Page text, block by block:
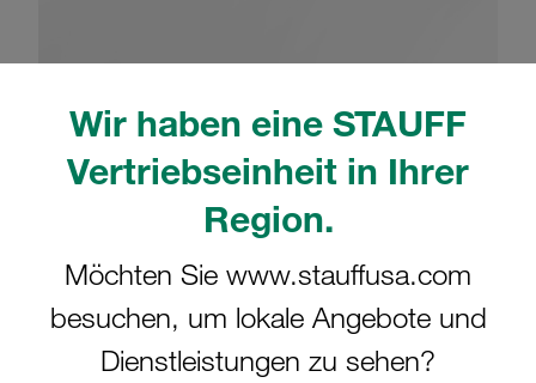
Wir haben eine STAUFF
Vertriebseinheit in Ihrer
Region.
Möchten Sie www.stauffusa.com
besuchen, um lokale Angebote und
Dienstleistungen zu sehen?
Bitte beachten Sie: Das Bild dient nur zur Veranschaulichung und kann vom
tatsächlichen Produkt abweichen.
Komplettschelle Standard-Baureihe Gr.
3 Ø22mm Polyamid W3 Deckplatte
gerippt, mit Vorspannung